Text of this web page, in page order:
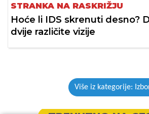
STRANKA NA RASKRIŽJU
Hoće li IDS skrenuti desno?
dvije različite vizije
Više iz kategorije: